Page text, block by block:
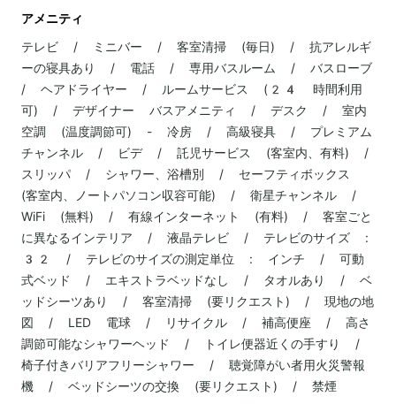
アメニティ
テレビ / ミニバー / 客室清掃 (毎日) / 抗アレルギ
ーの寝具あり / 電話 / 専用バスルーム / バスローブ
/ ヘアドライヤー / ルームサービス (24 時間利用
可) / デザイナー バスアメニティ / デスク / 室内
空調 (温度調節可) - 冷房 / 高級寝具 / プレミアム
チャンネル / ビデ / 託児サービス (客室内、有料) /
スリッパ / シャワー、浴槽別 / セーフティボックス
(客室内、ノートパソコン収容可能) / 衛星チャンネル /
WiFi (無料) / 有線インターネット (有料) / 客室ごと
に異なるインテリア / 液晶テレビ / テレビのサイズ :
32 / テレビのサイズの測定単位 : インチ / 可動
式ベッド / エキストラベッドなし / タオルあり / ベ
ッドシーツあり / 客室清掃 (要リクエスト) / 現地の地
図 / LED 電球 / リサイクル / 補高便座 / 高さ
調節可能なシャワーヘッド / トイレ便器近くの手すり /
椅子付きバリアフリーシャワー / 聴覚障がい者用火災警報
機 / ベッドシーツの交換 (要リクエスト) / 禁煙